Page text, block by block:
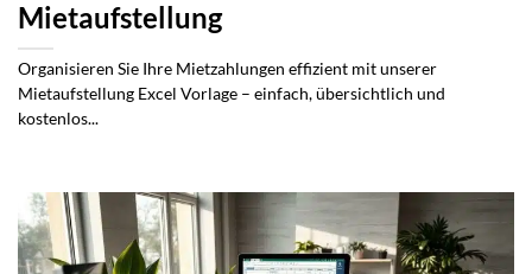
Mietaufstellung
Organisieren Sie Ihre Mietzahlungen effizient mit unserer
Mietaufstellung Excel Vorlage – einfach, übersichtlich und
kostenlos...